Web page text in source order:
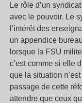
Le rôle d’un
avec le pouvoir. Le
l’intérêt des
un appendice
lorsque la FSU
c’est comme si elle
que la situation
passage de cette
attendre que ceux